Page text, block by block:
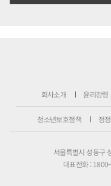
회사소개 윤리강령
청소년보호정책 정
서울특별시 성동구
대표전화 :